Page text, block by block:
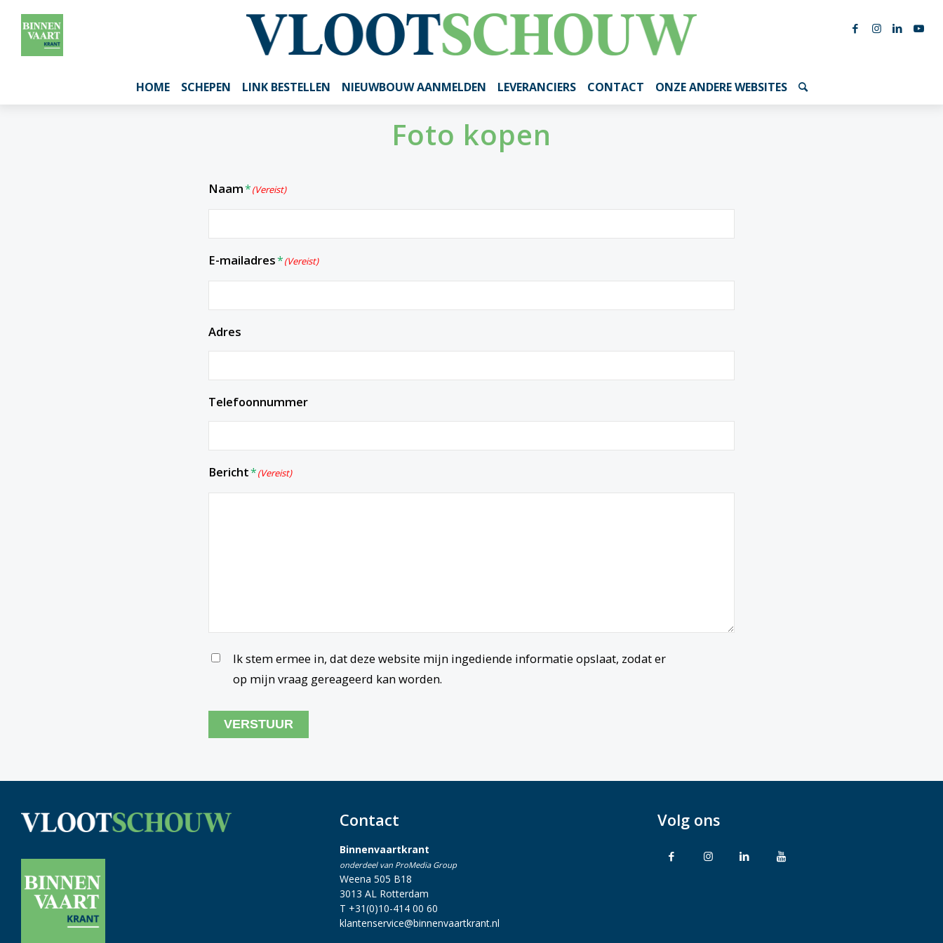
HOME SCHEPEN LINK BESTELLEN NIEUWBOUW AANMELDEN LEVERANCIERS CONTACT ONZE ANDERE WEBSITES
Foto kopen
Naam (Vereist)
E-mailadres (Vereist)
Adres
Telefoonnummer
Bericht (Vereist)
Untitled
Ik stem ermee in, dat deze website mijn ingediende informatie opslaat, zodat er
op mijn vraag gereageerd kan worden.
CAPTCHA
Contact
Binnenvaartkrant
onderdeel van ProMedia Group
Weena 505 B18
3013 AL Rotterdam
T +31(0)10-414 00 60
klantenservice@binnenvaartkrant.nl
Volg ons